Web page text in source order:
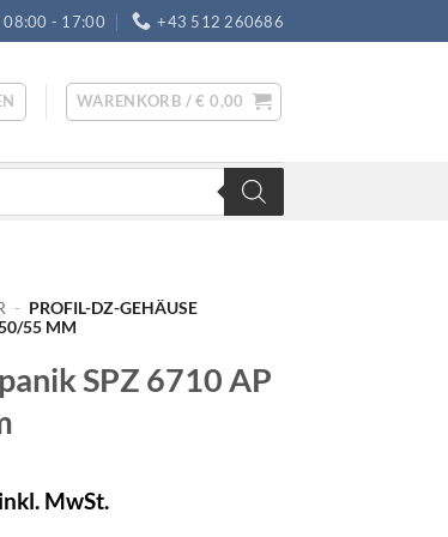
08:00 - 17:00 +43 512 260686
WARENKORB /€ 0,00
- PROFIL-DZ-GEHÄUSE
55 MM
SPZ 6710 AP
inkl. MwSt.